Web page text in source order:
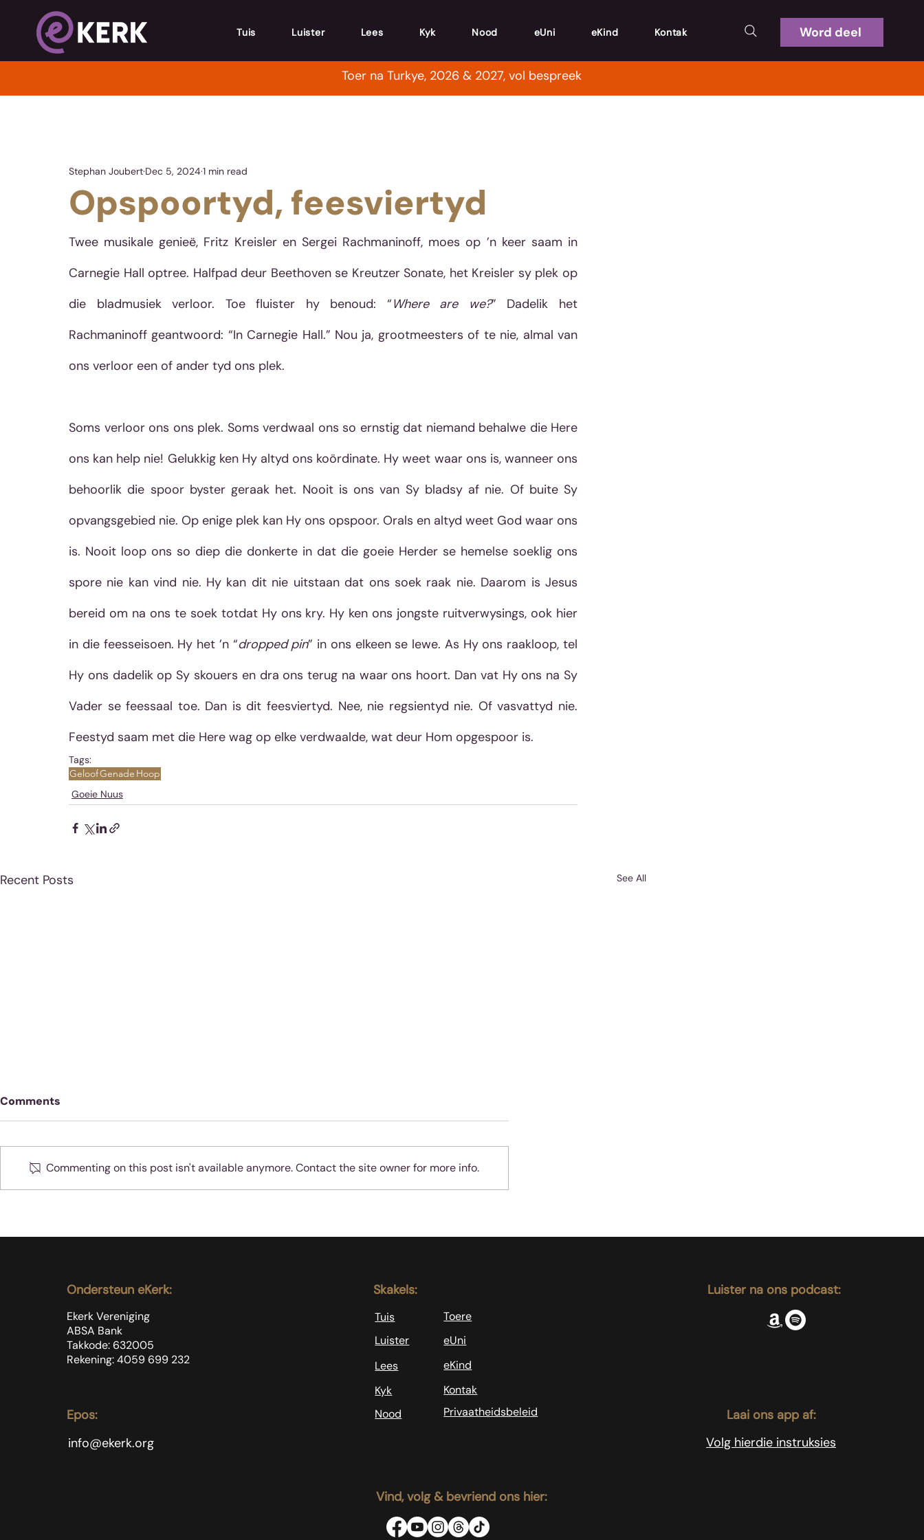
Tuis Luister Lees Kyk Nood eUni eKind Kontak Word deel
Toer na Turkye, 2026 & 2027, vol bespreek
Opspoortyd, feesviertyd
Stephan Joubert Dec 5, 2024 1 min read
Twee musikale genieë, Fritz Kreisler en Sergei Rachmaninoff, moes op ’n keer saam in
Carnegie Hall optree. Halfpad deur Beethoven se Kreutzer Sonate, het Kreisler sy plek op
die bladmusiek verloor. Toe fluister hy benoud: “Where are we?” Dadelik het
Rachmaninoff geantwoord: “In Carnegie Hall.” Nou ja, grootmeesters of te nie, almal van
ons verloor een of ander tyd ons plek.
Soms verloor ons ons plek. Soms verdwaal ons so ernstig dat niemand behalwe die Here
ons kan help nie! Gelukkig ken Hy altyd ons koördinate. Hy weet waar ons is, wanneer ons
behoorlik die spoor byster geraak het. Nooit is ons van Sy bladsy af nie. Of buite Sy
opvangsgebied nie. Op enige plek kan Hy ons opspoor. Orals en altyd weet God waar ons
is. Nooit loop ons so diep die donkerte in dat die goeie Herder se hemelse soeklig ons
spore nie kan vind nie. Hy kan dit nie uitstaan dat ons soek raak nie. Daarom is Jesus
bereid om na ons te soek totdat Hy ons kry. Hy ken ons jongste ruitverwysings, ook hier
in die feesseisoen. Hy het ’n “dropped pin” in ons elkeen se lewe. As Hy ons raakloop, tel
Hy ons dadelik op Sy skouers en dra ons terug na waar ons hoort. Dan vat Hy ons na Sy
Vader se feessaal toe. Dan is dit feesviertyd. Nee, nie regsientyd nie. Of vasvattyd nie.
Feestyd saam met die Here wag op elke verdwaalde, wat deur Hom opgespoor is.
Tags:
GeloofGenade Hoop
Goeie Nuus
Recent Posts See All
Oefen jou geheue
Comments
Commenting on this post isn't available anymore. Contact the site owner for more info.
Ondersteun eKerk:
Ekerk Vereniging
ABSA Bank
Takkode: 632005
Rekening: 4059 699 232
Epos:
info@ekerk.org
Skakels:
Tuis
Toere
Luister
eUni
Lees
eKind
Kyk
Kontak
Nood
Privaatheidsbeleid
Vind, volg & bevriend ons hier:
Luister na ons podcast:
Laai ons app af:
Volg hierdie instruksies